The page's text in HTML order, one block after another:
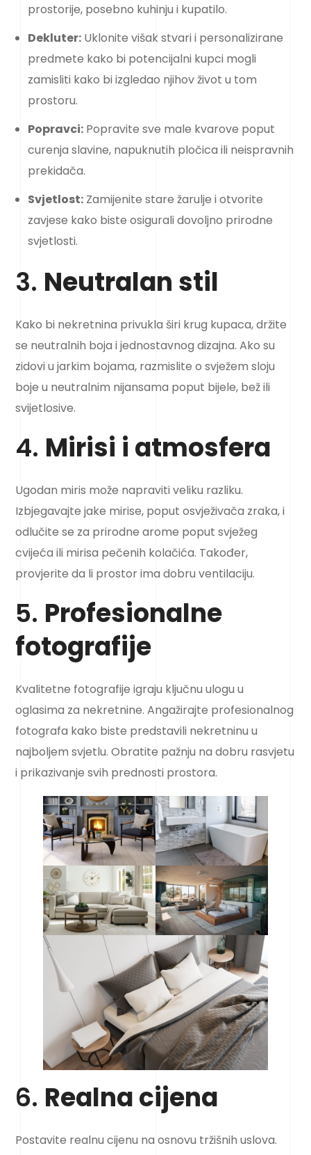
prostorije, posebno kuhinju i kupatilo.
Dekluter: Uklonite višak stvari i personalizirane
predmete kako bi potencijalni kupci mogli
zamisliti kako bi izgledao njihov život u tom
prostoru.
Popravci: Popravite sve male kvarove poput
curenja slavine, napuknutih pločica ili neispravnih
prekidača.
Svjetlost: Zamijenite stare žarulje i otvorite
zavjese kako biste osigurali dovoljno prirodne
svjetlosti.
3. Neutralan stil
Kako bi nekretnina privukla širi krug kupaca, držite
se neutralnih boja i jednostavnog dizajna. Ako su
zidovi u jarkim bojama, razmislite o svježem sloju
boje u neutralnim nijansama poput bijele, bež ili
svijetlosive.
4. Mirisi i atmosfera
Ugodan miris može napraviti veliku razliku.
Izbjegavajte jake mirise, poput osvježivača zraka, i
odlučite se za prirodne arome poput svježeg
cvijeća ili mirisa pečenih kolačića. Također,
provjerite da li prostor ima dobru ventilaciju.
5. Profesionalne
fotografije
Kvalitetne fotografije igraju ključnu ulogu u
oglasima za nekretnine. Angažirajte profesionalnog
fotografa kako biste predstavili nekretninu u
najboljem svjetlu. Obratite pažnju na dobru rasvjetu
i prikazivanje svih prednosti prostora.
6. Realna cijena
Postavite realnu cijenu na osnovu tržišnih uslova.